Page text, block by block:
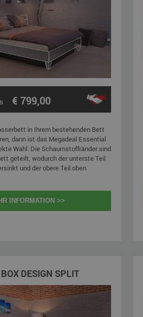
€ 799,00
in Ihrem bestehenden Bett
dann ist das Megadeal Essential
Wahl. Die Schaumstoffränder sind
geteilt, wodurch der unterste Teil
und der obere Teil oben
INFORMATION >>
DESIGN SPLIT